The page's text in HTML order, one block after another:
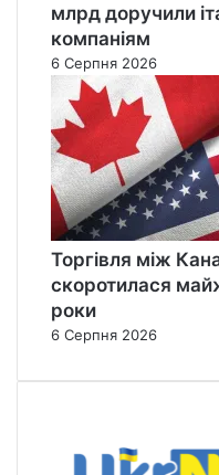
млрд доручили
компаніям
6 Серпня 2026
Торгівля між
скоротилася
роки
6 Серпня 2026